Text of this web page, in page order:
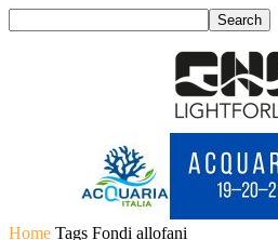
Home Tags Fondi allofani